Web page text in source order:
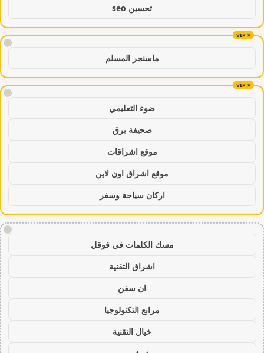
تحسين seo
!
ماسنجر المسلم
!
ضوء التعليمي
صحيفة برق
موقع اشراقات
موقع اشراق اون لاين
اركان سياحة وسفر
!
مسك الكلمات في قوقل
اشراق التقنية
ان سفن
مرابع التكنولوجيا
خيال التقنية